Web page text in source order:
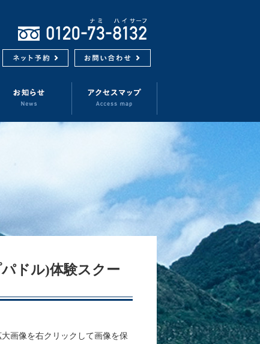
ドル)体験スクー
画像を右クリックして画像を保